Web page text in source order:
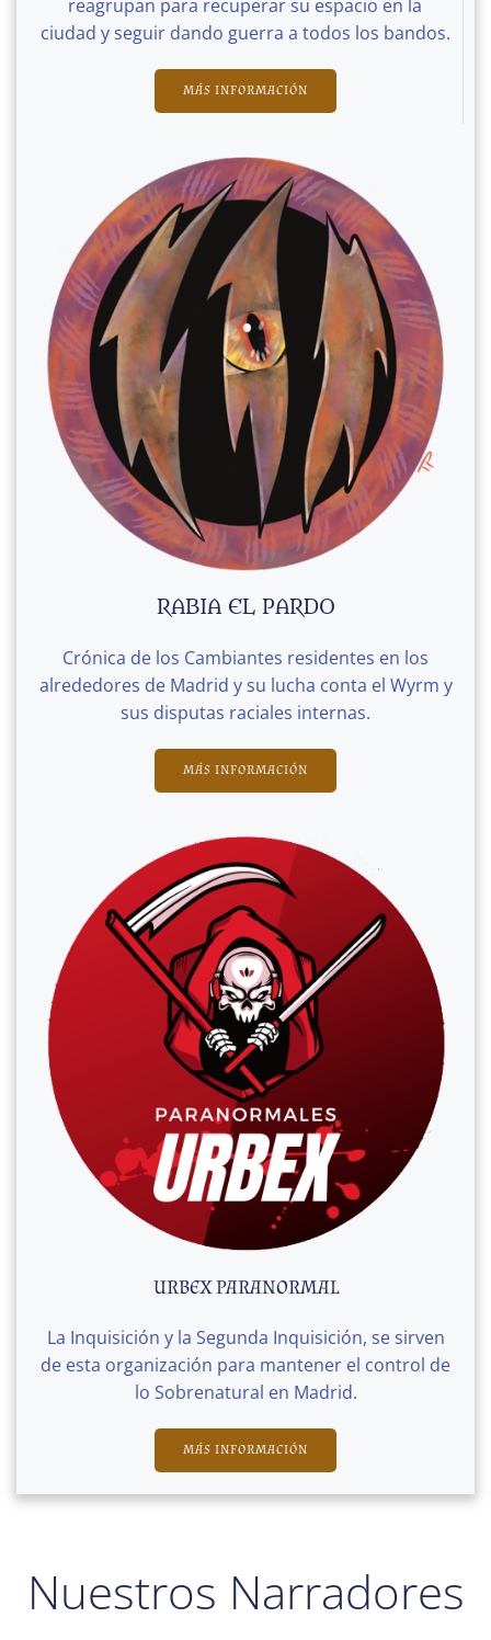
reagrupan para recuperar su espacio en la
ciudad y seguir dando guerra a todos los bandos.
MÁS INFORMACIÓN
RABIA EL PARDO
Crónica de los Cambiantes residentes en los
alrededores de Madrid y su lucha conta el Wyrm y
sus disputas raciales internas.
MÁS INFORMACIÓN
URBEX PARANORMAL
La Inquisición y la Segunda Inquisición, se sirven
de esta organización para mantener el control de
lo Sobrenatural en Madrid.
MÁS INFORMACIÓN
Nuestros Narradores